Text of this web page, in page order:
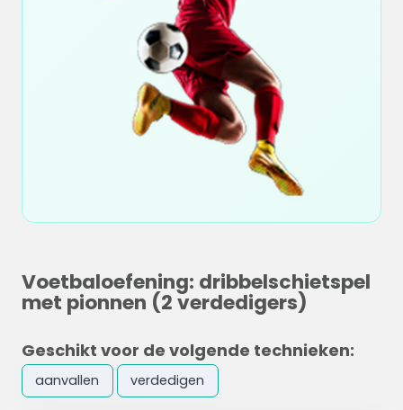
Voetbaloefening: dribbelschietspel
met pionnen (2 verdedigers)
Geschikt voor de volgende technieken:
aanvallen verdedigen